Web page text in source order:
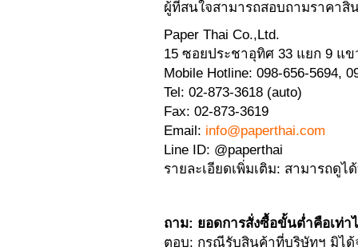
ผู้ที่สนใจสามารถสอบถามราคาสิ
Paper Thai Co.,Ltd.
15 ซอยประชาอุทิศ 33 แยก 9 แข
Mobile Hotline: 098-656-5694,
Tel: 02-873-3618 (auto)
Fax: 02-873-3619
Email: info@paperthai.com
Line ID: @paperthai
รายละเอียดเพิ่มเติม: สามารถดู
ถาม: ยอดการสั่งซื้อขั้นต่ำคือเท่า
ตอบ: กรณีรับสินค้าที่บริษัทฯ มิไ